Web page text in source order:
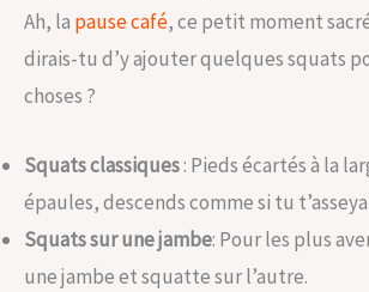
Ah, la pause café, ce petit moment
dirais-tu d’y ajouter quelques squats
choses ?
Squats classiques: Pieds écartés à la
épaules, descends comme si tu
Squats sur une jambe: Pour les plus
une jambe et squatte sur l’autre.